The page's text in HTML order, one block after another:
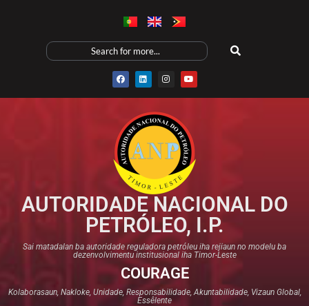
AUTORIDADE NACIONAL DO
PETRÓLEO, I.P.
Sai matadalan ba autoridade reguladora petróleu iha rejiaun no modelu ba
dezenvolvimentu institusional iha Timor-Leste
COURAGE
Kolaborasaun, Nakloke, Unidade, Responsabilidade, Akuntabilidade, Vizaun Global,
Essêlente